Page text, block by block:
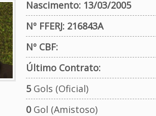
Nascimento: 13/03/2005
Nº FFERJ: 216843A
Nº CBF:
Último Contrato:
5Gols (Oficial)
0Gol (Amistoso)